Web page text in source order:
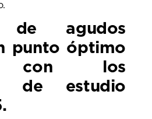
de agudos
punto óptimo
con los
de estudio